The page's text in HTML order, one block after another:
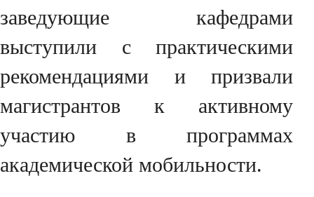
заведующие кафедрами
выступили с практическими
рекомендациями и призвали
магистрантов к активному
участию в программах
академической мобильности.